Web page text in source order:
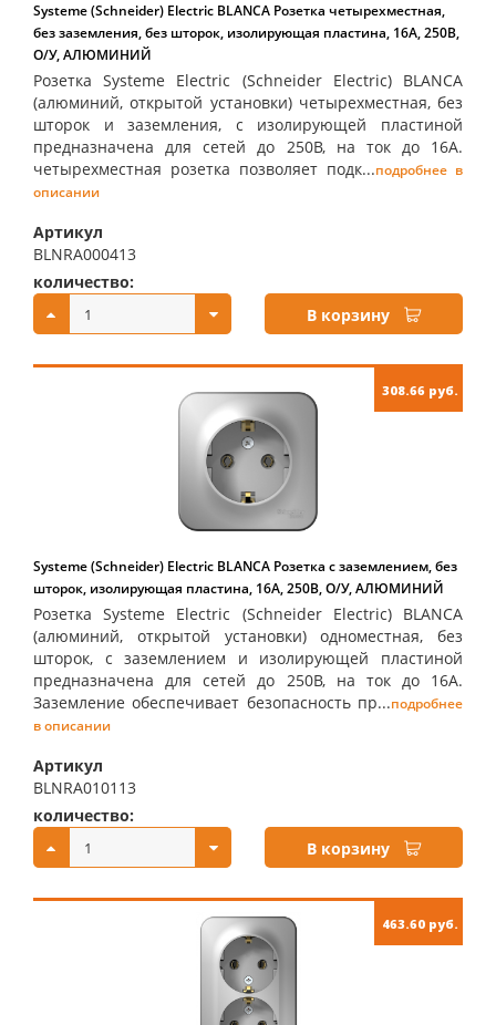
Systeme (Schneider) Electric BLANCA Розетка четырехместная,
без заземления, без шторок, изолирующая пластина, 16А, 250В,
О/У, АЛЮМИНИЙ
Розетка Systeme Electric (Schneider Electric) BLANCA
(алюминий, открытой установки) четырехместная, без
шторок и заземления, с изолирующей пластиной
предназначена для сетей до 250В, на ток до 16А.
четырехместная розетка позволяет подк...подробнее в
описании
Артикул
BLNRA000413
количество:
В корзину
308.66 руб.
Systeme (Schneider) Electric BLANCA Розетка с заземлением, без
шторок, изолирующая пластина, 16А, 250В, О/У, АЛЮМИНИЙ
Розетка Systeme Electric (Schneider Electric) BLANCA
(алюминий, открытой установки) одноместная, без
шторок, с заземлением и изолирующей пластиной
предназначена для сетей до 250В, на ток до 16А.
Заземление обеспечивает безопасность пр...подробнее
в описании
Артикул
BLNRA010113
количество:
В корзину
463.60 руб.